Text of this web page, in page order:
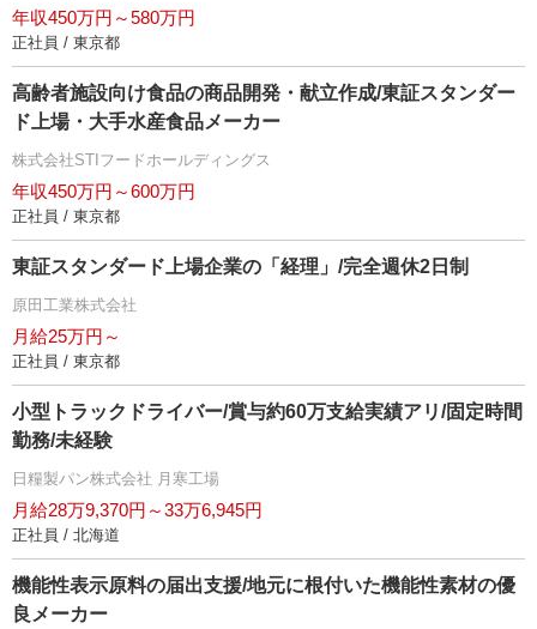
年収450万円～580万円
正社員 / 東京都
高齢者施設向け食品の商品開発・献立作成/東証スタンダー
ド上場・大手水産食品メーカー
株式会社STIフードホールディングス
年収450万円～600万円
正社員 / 東京都
東証スタンダード上場企業の「経理」/完全週休2日制
原田工業株式会社
月給25万円～
正社員 / 東京都
小型トラックドライバー/賞与約60万支給実績アリ/固定時間
勤務/未経験
日糧製パン株式会社 月寒工場
月給28万9,370円～33万6,945円
正社員 / 北海道
機能性表示原料の届出支援/地元に根付いた機能性素材の優
良メーカー